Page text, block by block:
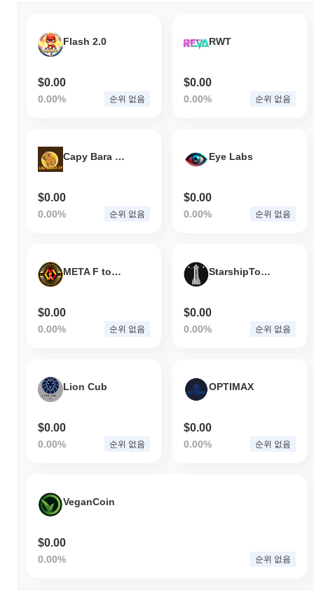
Flash 2.0
$0.00
0.00% 순위 없음
RWT
$0.00
0.00% 순위 없음
Capy Bara 2.0
$0.00
0.00% 순위 없음
Eye Labs
$0.00
0.00% 순위 없음
META F token
$0.00
0.00% 순위 없음
StarshipToken
$0.00
0.00% 순위 없음
Lion Cub
$0.00
0.00% 순위 없음
OPTIMAX
$0.00
0.00% 순위 없음
VeganCoin
$0.00
0.00% 순위 없음